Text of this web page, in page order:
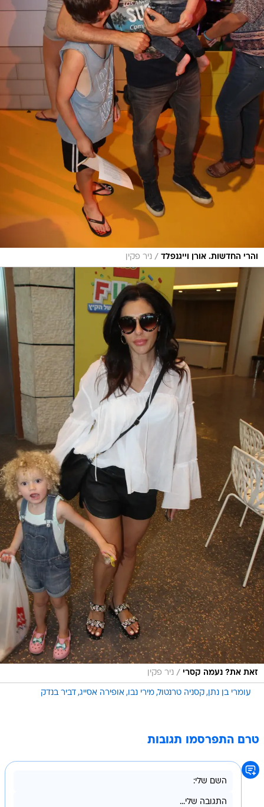
והרי החדשות. אורן וייגנפלד / ניר פקין
זאת את? נעמה קסרי / ניר פקין
עומרי בן נתן קסניה טרנטול מירי נבו אופירה אסייג דביר בנדק
טרם התפרסמו תגובות